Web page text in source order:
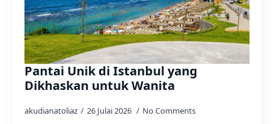
Pantai Unik di Istanbul yang
Dikhaskan untuk Wanita
akudianatoliaz 26 Julai 2026 No Comments